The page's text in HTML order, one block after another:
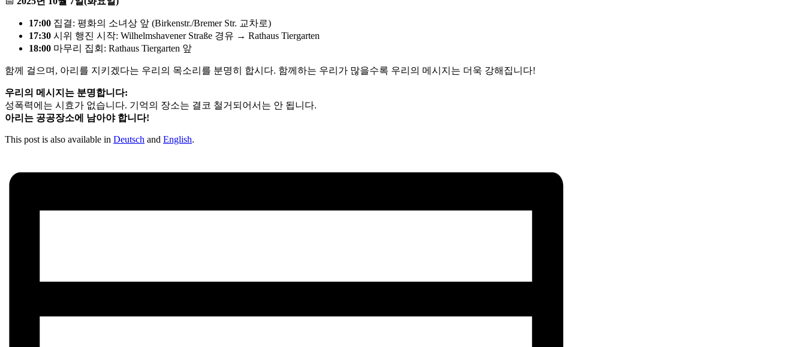
17:00 집결: 평화의 소녀상 앞 (Birkenstr./Bremer Str. 교차로)
17:30 시위 행진 시작: Wilhelmshavener Straße 경유 → Rathaus Tiergarten
18:00 마무리 집회: Rathaus Tiergarten 앞
함께 걸으며, 아리를 지키겠다는 우리의 목소리를 분명히 합시다. 함께하는 우리가 많을수록 우리의 메시지는 더욱 강해집니다!
우리의 메시지는 분명합니다:
성폭력에는 시효가 없습니다. 기억의 장소는 결코 철거되어서는 안 됩니다.
아리는 공공장소에 남아야 합니다!
This post is also available in Deutsch and English.